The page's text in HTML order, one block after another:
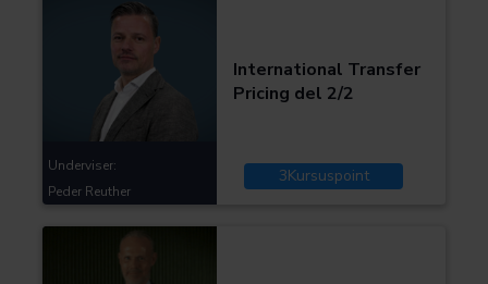
International Transfer
Pricing del 2/2
3Kursuspoint
Underviser:
Peder Reuther